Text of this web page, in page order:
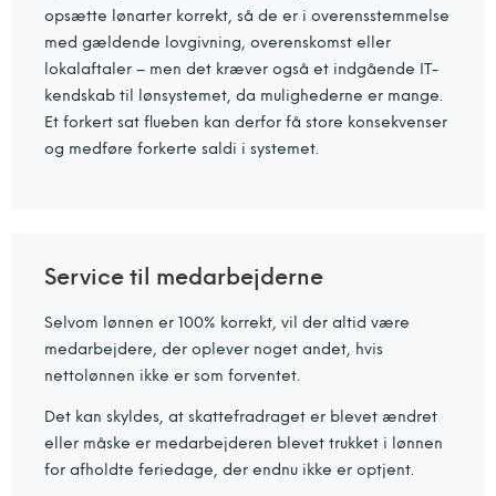
opsætte lønarter korrekt, så de er i overensstemmelse
med gældende lovgivning, overenskomst eller
lokalaftaler – men det kræver også et indgående IT-
kendskab til lønsystemet, da mulighederne er mange.
Et forkert sat flueben kan derfor få store konsekvenser
og medføre forkerte saldi i systemet.
Service til medarbejderne
Selvom lønnen er 100% korrekt, vil der altid være
medarbejdere, der oplever noget andet, hvis
nettolønnen ikke er som forventet.
Det kan skyldes, at skattefradraget er blevet ændret
eller måske er medarbejderen blevet trukket i lønnen
for afholdte feriedage, der endnu ikke er optjent.